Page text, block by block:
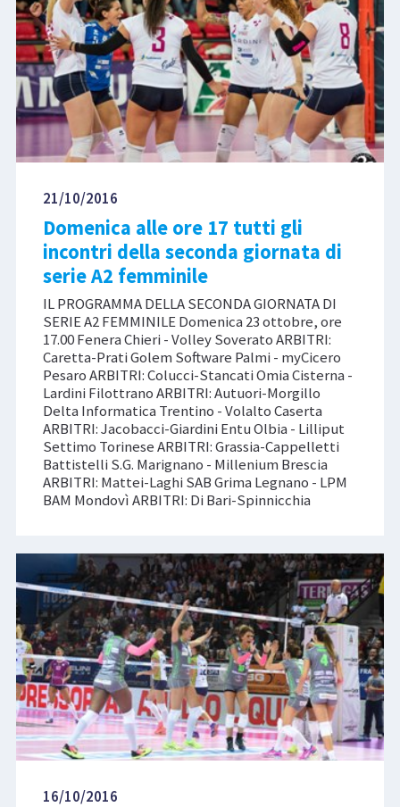
21/10/2016
Domenica alle ore 17 tutti gli
incontri della seconda giornata di
serie A2 femminile
IL PROGRAMMA DELLA SECONDA GIORNATA DI
SERIE A2 FEMMINILE Domenica 23 ottobre, ore
17.00 Fenera Chieri - Volley Soverato ARBITRI:
Caretta-Prati Golem Software Palmi - myCicero
Pesaro ARBITRI: Colucci-Stancati Omia Cisterna -
Lardini Filottrano ARBITRI: Autuori-Morgillo
Delta Informatica Trentino - Volalto Caserta
ARBITRI: Jacobacci-Giardini Entu Olbia - Lilliput
Settimo Torinese ARBITRI: Grassia-Cappelletti
Battistelli S.G. Marignano - Millenium Brescia
ARBITRI: Mattei-Laghi SAB Grima Legnano - LPM
BAM Mondovì ARBITRI: Di Bari-Spinnicchia
16/10/2016